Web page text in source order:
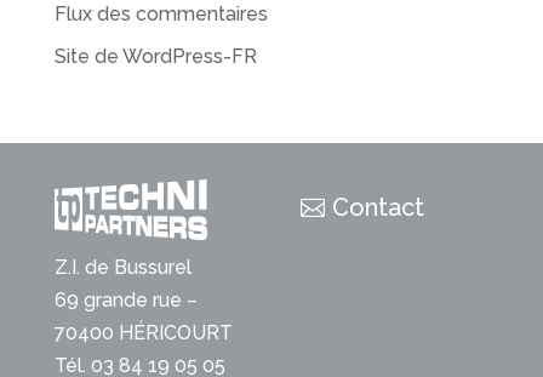
Flux des commentaires
Site de WordPress-FR
Z.I. de Bussurel
69 grande rue –
70400 HÉRICOURT
Tél. 03 84 19 05 05
Contact